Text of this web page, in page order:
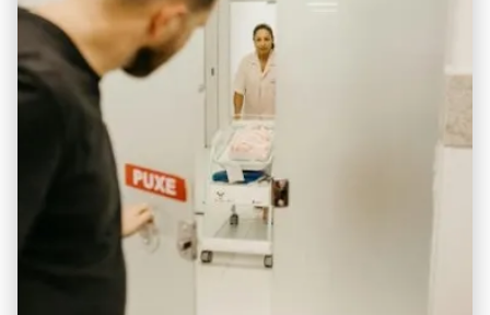
イッチであることが重要です. ...